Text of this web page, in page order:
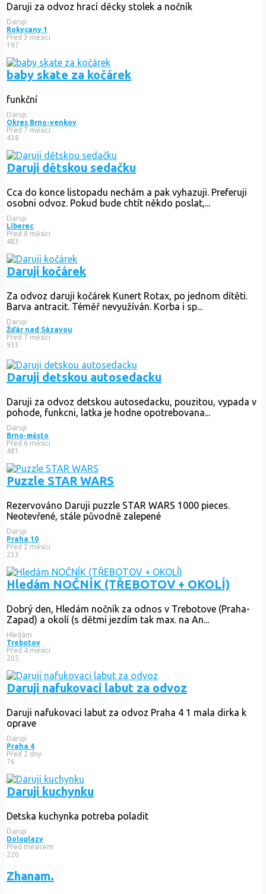
Daruji za odvoz hrací děcky stolek a nočník
Daruji
Rokycany 1
Před 3 měsíci
197
baby skate za kočárek
funkční
Daruji
Okres Brno-venkov
Před 7 měsíci
438
Daruji dětskou sedačku
Cca do konce listopadu nechám a pak vyhazuji. Preferuji
osobni odvoz. Pokud bude chtít někdo poslat,...
Daruji
Liberec
Před 8 měsíci
483
Daruji kočárek
Za odvoz daruji kočárek Kunert Rotax, po jednom dítěti.
Barva antracit. Téměř nevyužíván. Korba i sp...
Daruji
Žďár nad Sázavou
Před 7 měsíci
933
Daruji detskou autosedacku
Daruji za odvoz detskou autosedacku, pouzitou, vypada v
pohode, funkcni, latka je hodne opotrebovana...
Daruji
Brno-město
Před 6 měsíci
481
Puzzle STAR WARS
Rezervováno Daruji puzzle STAR WARS 1000 pieces.
Neotevřené, stále původně zalepené
Daruji
Praha 10
Před 2 měsíci
233
Hledám NOČNÍK (TŘEBOTOV + OKOLÍ)
Dobrý den, Hledám nočník za odnos v Trebotove (Praha-
Zapad) a okolí (s dětmi jezdím tak max. na An...
Hledám
Trebotov
Před 4 měsíci
205
Daruji nafukovaci labut za odvoz
Daruji nafukovaci labut za odvoz Praha 4 1 mala dirka k
oprave
Daruji
Praha 4
Před 2 dny
76
Daruji kuchynku
Detska kuchynka potreba poladit
Daruji
Doloplazy
Před měsícem
220
Zhanam.